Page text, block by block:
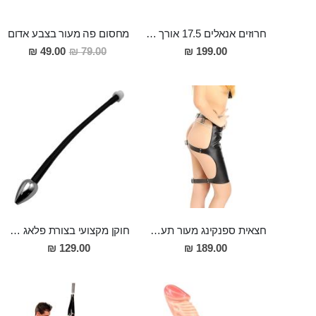
חרוזים אנאלים 17.5 אורך ו3 רוחב, המתחברים למכונת סקס
199.00 ₪
מחסום פה מעור בצבע אדום
79.00 ₪
מחיר
מבצע
49.00 ₪
חצאית ספנקינג מעור תעשיתי פתוחה מאחורה, 48 ס"מ אורך "LOKI"
189.00 ₪
חוקן מקצועי בצורת פלאג 2.7 סמ רוחב עם צינור באורך 27 סמ המתחבר ישירות לדוש
129.00 ₪